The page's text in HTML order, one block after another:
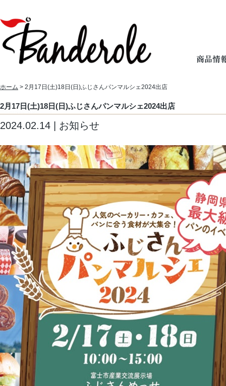
ホーム > 2月17日(土)18日(日)ふじさんパンマルシェ2024出店
2月17日(土)18日(日)ふじさんパンマルシェ2024出店
2024.02.14 | お知らせ